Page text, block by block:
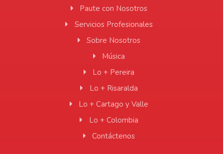
Paute con Nosotros
Servicios Profesionales
Sobre Nosotros
Música
Lo + Pereira
Lo + Risaralda
Lo + Cartago y Valle
Lo + Colombia
Contáctenos